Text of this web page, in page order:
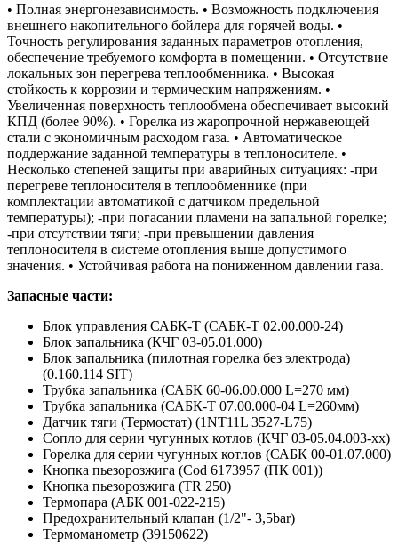
• Полная энергонезависимость. • Возможность подключения
внешнего накопительного бойлера для горячей воды. •
Точность регулирования заданных параметров отопления,
обеспечение требуемого комфорта в помещении. • Отсутствие
локальных зон перегрева теплообменника. • Высокая
стойкость к коррозии и термическим напряжениям. •
Увеличенная поверхность теплообмена обеспечивает высокий
КПД (более 90%). • Горелка из жаропрочной нержавеющей
стали с экономичным расходом газа. • Автоматическое
поддержание заданной температуры в теплоносителе. •
Несколько степеней защиты при аварийных ситуациях: -при
перегреве теплоносителя в теплообменнике (при
комплектации автоматикой с датчиком предельной
температуры); -при погасании пламени на запальной горелке;
-при отсутствии тяги; -при превышении давления
теплоносителя в системе отопления выше допустимого
значения. • Устойчивая работа на пониженном давлении газа.
Запасные части:
Блок управления САБК-Т (САБК-Т 02.00.000-24)
Блок запальника (КЧГ 03-05.01.000)
Блок запальника (пилотная горелка без электрода)
(0.160.114 SIT)
Трубка запальника (САБК 60-06.00.000 L=270 мм)
Трубка запальника (САБК-Т 07.00.000-04 L=260мм)
Датчик тяги (Термостат) (1NT11L 3527-L75)
Сопло для серии чугунных котлов (КЧГ 03-05.04.003-хх)
Горелка для серии чугунных котлов (САБК 00-01.07.000)
Кнопка пьезорозжига (Cod 6173957 (ПК 001))
Кнопка пьезорозжига (TR 250)
Термопара (АБК 001-022-215)
Предохранительный клапан (1/2"- 3,5bar)
Термоманометр (39150622)